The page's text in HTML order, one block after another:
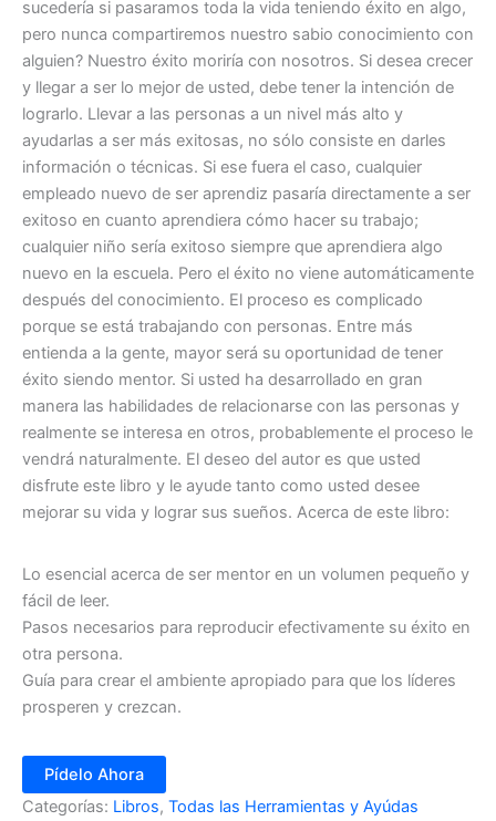
sucedería si pasaramos toda la vida teniendo éxito en algo,
pero nunca compartiremos nuestro sabio conocimiento con
alguien? Nuestro éxito moriría con nosotros. Si desea crecer
y llegar a ser lo mejor de usted, debe tener la intención de
lograrlo. Llevar a las personas a un nivel más alto y
ayudarlas a ser más exitosas, no sólo consiste en darles
información o técnicas. Si ese fuera el caso, cualquier
empleado nuevo de ser aprendiz pasaría directamente a ser
exitoso en cuanto aprendiera cómo hacer su trabajo;
cualquier niño sería exitoso siempre que aprendiera algo
nuevo en la escuela. Pero el éxito no viene automáticamente
después del conocimiento. El proceso es complicado
porque se está trabajando con personas. Entre más
entienda a la gente, mayor será su oportunidad de tener
éxito siendo mentor. Si usted ha desarrollado en gran
manera las habilidades de relacionarse con las personas y
realmente se interesa en otros, probablemente el proceso le
vendrá naturalmente. El deseo del autor es que usted
disfrute este libro y le ayude tanto como usted desee
mejorar su vida y lograr sus sueños. Acerca de este libro:
Lo esencial acerca de ser mentor en un volumen pequeño y
fácil de leer.
Pasos necesarios para reproducir efectivamente su éxito en
otra persona.
Guía para crear el ambiente apropiado para que los líderes
prosperen y crezcan.
Pídelo Ahora
Categorías: Libros, Todas las Herramientas y Ayúdas